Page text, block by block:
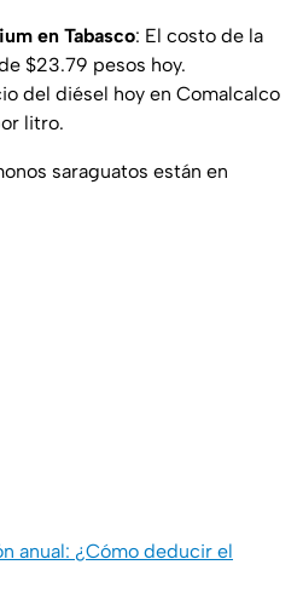
en Tabasco: El costo de la
$23.79 pesos hoy.
del diésel hoy en Comalcalco
litro.
saraguatos están en
anual: ¿Cómo deducir el